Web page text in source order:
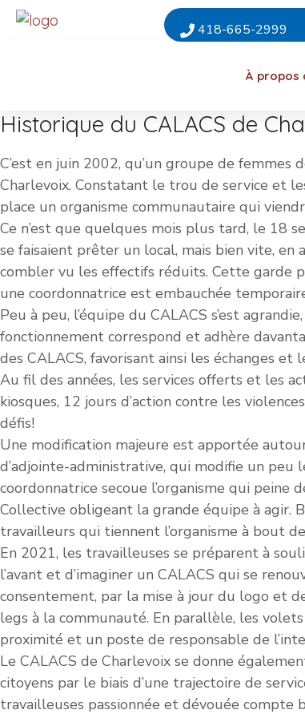
418-665-2999
À propos
Historique du CALACS de
C’est en juin 2002, qu’un groupe de
Charlevoix. Constatant le trou de service et
place un organisme communautaire qui
Ce n’est que quelques mois plus tard, le 18
se faisaient prêter un local, mais bien vite, en
combler vu les effectifs réduits. Cette garde
une coordonnatrice est embauchée
Peu à peu, l’équipe du CALACS s’est
fonctionnement correspond et adhère
des CALACS, favorisant ainsi les échanges et
Au fil des années, les services offerts et les
kiosques, 12 jours d’action contre les
défis!
Une modification majeure est apportée
d’adjointe-administrative, qui modifie un peu
coordonnatrice secoue l’organisme qui peine
Collective obligeant la grande équipe à agir.
travailleurs qui tiennent l’organisme à bout
En 2021, les travailleuses se préparent à
l’avant et d’imaginer un CALACS qui se
consentement, par la mise à jour du logo et
legs à la communauté. En parallèle, les
proximité et un poste de responsable de
Le CALACS de Charlevoix se donne
citoyens par le biais d’une trajectoire de
travailleuses passionnée et dévouée compte